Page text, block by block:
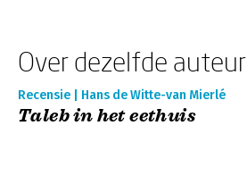
Over dezelfde auteur
Recensie | Hans de Witte-van Mierlé
Taleb in het eethuis